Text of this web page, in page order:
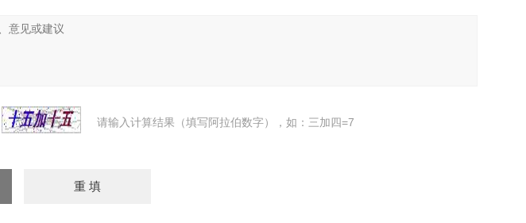
请输入计算结果（填写阿拉伯数字），如：三加四=7